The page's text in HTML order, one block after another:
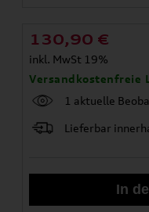
130,90 €
inkl. MwSt 19%
Versandkostenfreie
1 aktuelle
Lieferbar